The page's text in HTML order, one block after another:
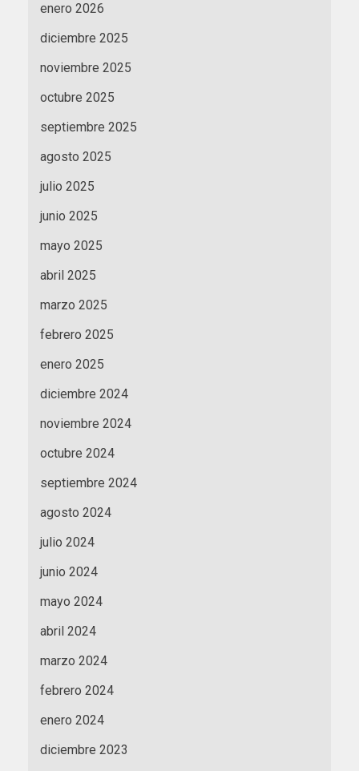
enero 2026
diciembre 2025
noviembre 2025
octubre 2025
septiembre 2025
agosto 2025
julio 2025
junio 2025
mayo 2025
abril 2025
marzo 2025
febrero 2025
enero 2025
diciembre 2024
noviembre 2024
octubre 2024
septiembre 2024
agosto 2024
julio 2024
junio 2024
mayo 2024
abril 2024
marzo 2024
febrero 2024
enero 2024
diciembre 2023